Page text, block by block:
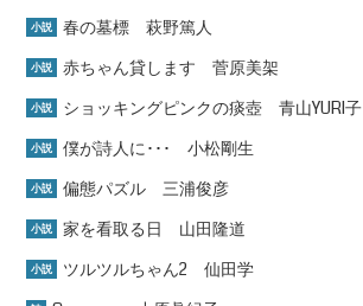
小説 春の墓標 萩野篤人
小説 赤ちゃん貸します 菅原美架
小説 ショッキングピンクの痰壺 青山YURI子
小説 僕が詩人に･･･ 小松剛生
小説 偏態パズル 三浦俊彦
小説 家を看取る日 山田隆道
小説 ツルツルちゃん2 仙田学